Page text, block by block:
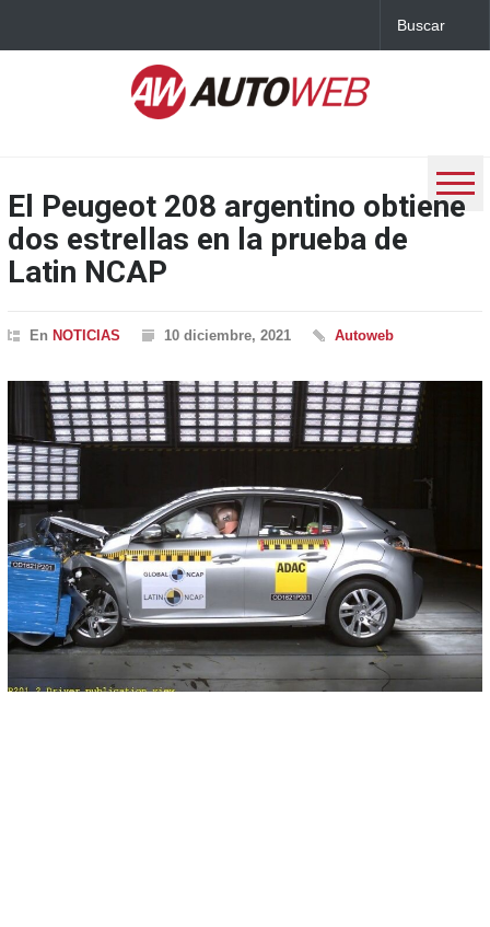
El Peugeot 208 argentino obtiene
dos estrellas en la prueba de
Latin NCAP
En NOTICIAS 10 diciembre, 2021 Autoweb